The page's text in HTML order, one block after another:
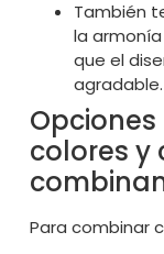
También
la
que el
agradable.
colores y
Para combinar